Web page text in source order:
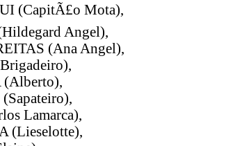
(CapitÃ£o Mota),
Angel),
(Ana Angel),
(Alberto),
Lamarca),
(Lieselotte),